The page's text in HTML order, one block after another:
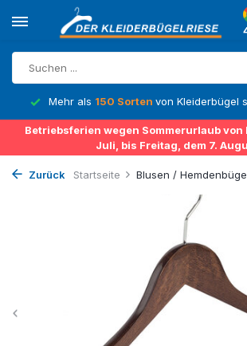
Mehr als 150 Sorten von Kleiderbügel
Betriebsferien wegen Sommerurlaub von
Juli, bis Freitag, dem 7.
Zurück Startseite Blusen /